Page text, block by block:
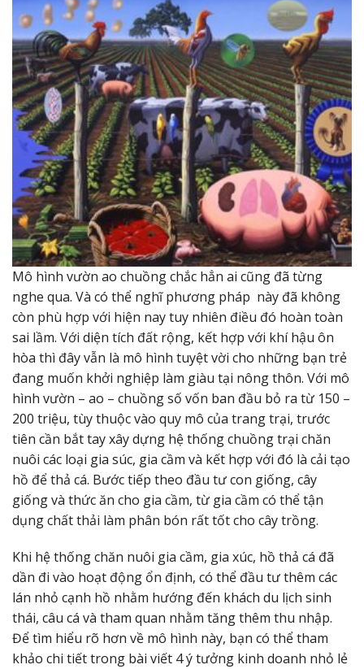
Mô hình vườn ao chuồng chắc hẳn ai cũng đã từng
nghe qua. Và có thể nghĩ phương pháp này đã không
còn phù hợp với hiện nay tuy nhiên điều đó hoàn toàn
sai lầm. Với diện tích đất rộng, kết hợp với khí hậu ôn
hòa thì đây vẫn là mô hình tuyệt vời cho những bạn trẻ
đang muốn khởi nghiệp làm giàu tại nông thôn. Với mô
hình vườn – ao – chuồng số vốn ban đầu bỏ ra từ 150 –
200 triệu, tùy thuộc vào quy mô của trang trại, trước
tiên cần bắt tay xây dựng hệ thống chuồng trại chăn
nuôi các loại gia súc, gia cầm và kết hợp với đó là cải tạo
hồ để thả cá. Bước tiếp theo đầu tư con giống, cây
giống và thức ăn cho gia cầm, từ gia cầm có thể tận
dụng chất thải làm phân bón rất tốt cho cây trồng.
Khi hệ thống chăn nuôi gia cầm, gia xúc, hồ thả cá đã
dần đi vào hoạt động ổn định, có thể đầu tư thêm các
lán nhỏ cạnh hồ nhằm hướng đến khách du lịch sinh
thái, câu cá và tham quan nhằm tăng thêm thu nhập.
Để tìm hiểu rõ hơn về mô hình này, bạn có thể tham
khảo chi tiết trong bài viết 4 ý tưởng kinh doanh nhỏ lẻ